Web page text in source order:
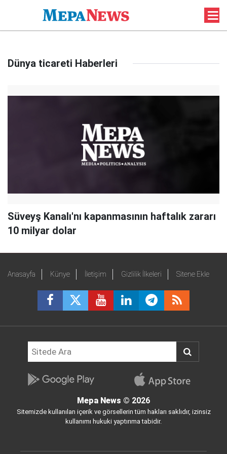
Dünya ticareti Haberleri
Süveyş Kanalı'nı kapanmasının haftalık zararı
10 milyar dolar
Anasayfa Künye İletişim Gizlilik İlkeleri Sitene Ekle
Mepa News © 2026
Sitemizde kullanılan içerik ve görsellerin tüm hakları saklıdır, izinsiz
kullanımı hukuki yaptırıma tabidir.